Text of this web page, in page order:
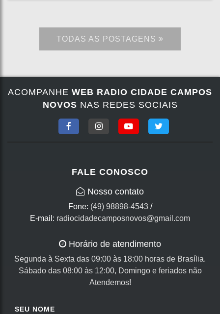
TODAS AS POSTAGENS
ACOMPANHE WEB RADIO CIDADE CAMPOS
NOVOS NAS REDES SOCIAIS
FALE CONOSCO
Nosso contato
Fone: (49) 98898-4543/
E-mail: radiocidadecamposnovos@gmail.com
Horário de atendimento
Segunda à Sexta das 09:00 às 18:00 horas de Brasília.
Sábado das 08:00 às 12:00, Domingo e feriados não
Atendemos!
SEU NOME